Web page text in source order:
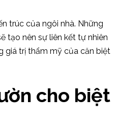
trúc của ngôi nhà. Những
tạo nên sự liên kết tự nhiên
giá trị thẩm mỹ của căn biệt
cho biệt